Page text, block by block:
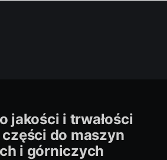
jakości i trwałości
do maszyn
i górniczych